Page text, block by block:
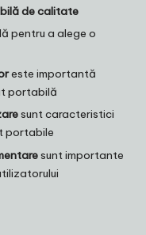
de calitate
pentru a alege o
este importantă
portabilă
sunt caracteristici
portabile
sunt importante